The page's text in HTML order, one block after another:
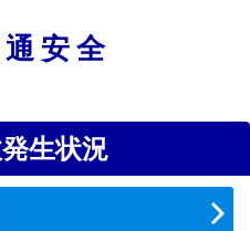
安全
生状況